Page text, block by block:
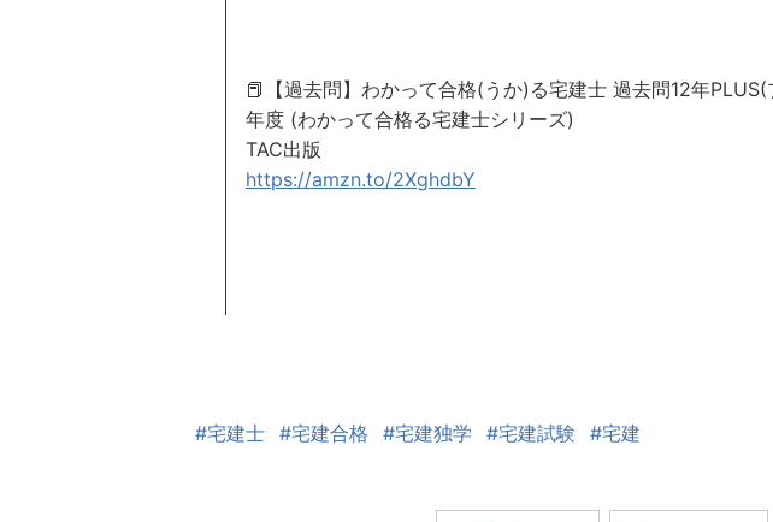
📕【過去問】わかって合格(うか)る宅建士 過去問12年
年度 (わかって合格る宅建士シリーズ)
TAC出版
https://amzn.to/2XghdbY
#宅建士 #宅建合格 #宅建独学 #宅建試験 #宅建